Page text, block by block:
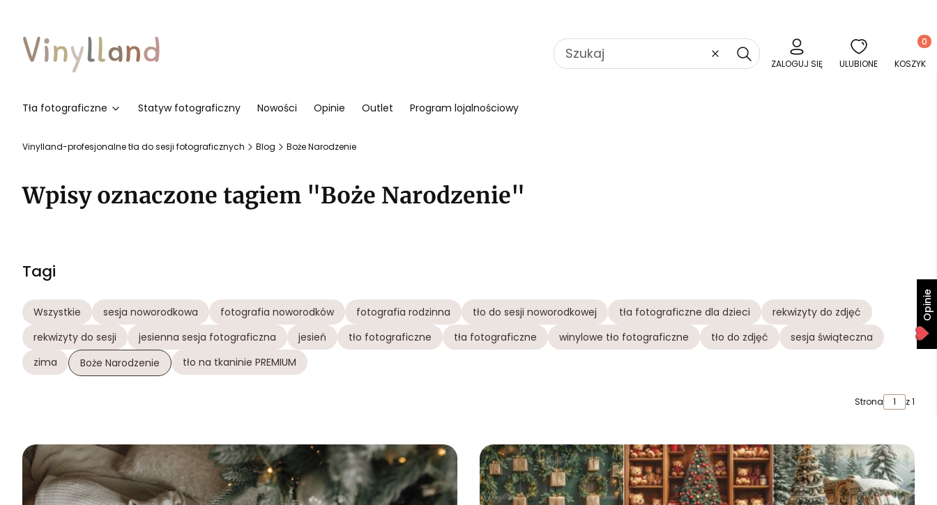
WyczyśćSzukajZALOGUJ SIĘ ULUBIONE KOSZYK
Tła fotograficzne Statyw fotograficzny Nowości Opinie Outlet Program lojalnościowy
Vinylland-profesjonalne tła do sesji fotograficznych Blog Boże Narodzenie
Wpisy oznaczone tagiem "Boże Narodzenie"
Tagi
Wszystkie sesja noworodkowa fotografia noworodków fotografia rodzinna tło do sesji noworodkowej tła fotograficzne dla dzieci
rekwizyty do zdjęć
rekwizyty do sesji
jesienna sesja fotograficzna jesień tło fotograficzne tła fotograficzne winylowe tło fotograficzne tło do zdjęć
sesja świąteczna
zima
Boże Narodzenie tło na tkaninie PREMIUM
Strona z 1
Opinie